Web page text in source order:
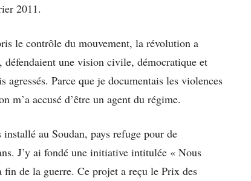
2011.
le contrôle du mouvement, la révolution a
une vision civile, démocratique et
Parce que je documentais les violences
m’a accusé d’être un agent du régime.
au Soudan, pays refuge pour de
J’y ai fondé une initiative intitulée « Nous
de la guerre. Ce projet a reçu le Prix des